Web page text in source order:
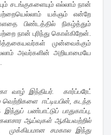
சடங்குகளையும் எல்லாம் நான்
யக்ஞம் என்றே
பிண்டத்தில் நிகழ்த்தும்
நான் புரிந்து கொள்கிறேன்.
முன்வைக்கும்
அவர்களின் அறியாமையே
வாழ் இந்தியர். கார்ப்பரேட்
வெற்றிகளை ஈட்டியபின், கடந்த
பண்பாட்டுப் பாதுகாப்பு,
ஆய்வுகள் ஆகியவற்றில்
முக்கியமான சமகால இந்து